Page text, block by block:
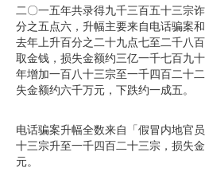
二〇一五年共录得九千三百五十三宗
分之五点六，升幅主要来自电话骗案
去年上升百分之二十九点七至二千八
取金钱，损失金额约三亿一千七百九
年增加一百八十三宗至一千四百二十
失金额约六千万元，下跌约一成五。
电话骗案升幅全数来自「假冒内地官
十三宗升至一千四百二十三宗，损失
元。